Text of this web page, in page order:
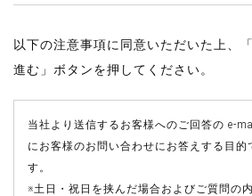
以下の注意事項に同意いただいた上、
進む」ボタンを押してください。
当社より送信するお客様へのご回答の e-
にお客様のお問い合わせにお答えする目的
す。
※土日・祝日を挟んだ場合およびご質問の